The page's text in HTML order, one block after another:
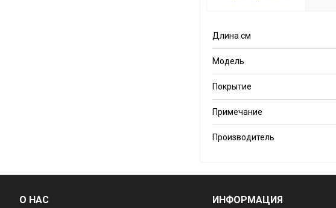
Длина см
Модель
Покрытие
Примечание
Производитель
О НАС ИНФОРМАЦИЯ